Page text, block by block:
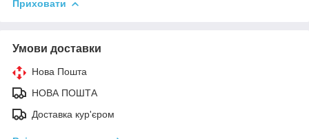
Приховати
Умови доставки
Нова Пошта
НОВА ПОШТА
Доставка кур'єром